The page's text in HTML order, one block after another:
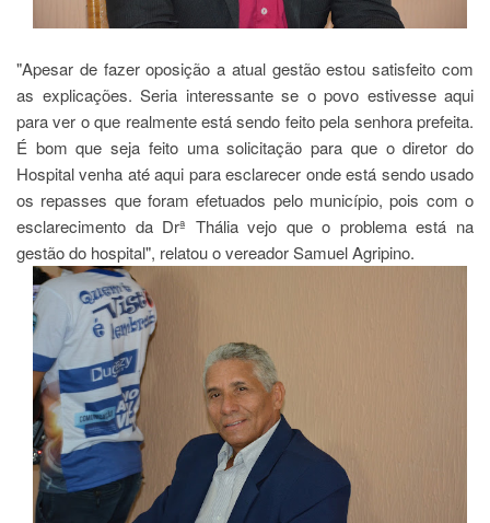
"Apesar de fazer oposição a atual gestão estou satisfeito com
as explicações. Seria interessante se o povo estivesse aqui
para ver o que realmente está sendo feito pela senhora prefeita.
É bom que seja feito uma solicitação para que o diretor do
Hospital venha até aqui para esclarecer onde está sendo usado
os repasses que foram efetuados pelo município, pois com o
esclarecimento da Drª Thália vejo que o problema está na
gestão do hospital", relatou o vereador Samuel Agripino.